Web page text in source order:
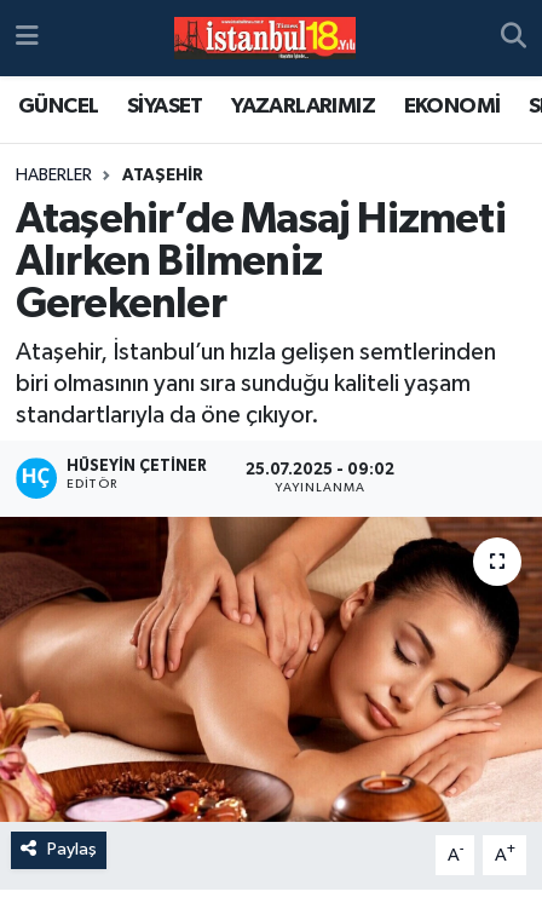
GÜNCEL SİYASET YAZARLARIMIZ EKONOMİ
HABERLER ATAŞEHİR
Ataşehir’de Masaj Hizmeti
Alırken Bilmeniz
Gerekenler
Ataşehir, İstanbul’un hızla gelişen semtlerinden
biri olmasının yanı sıra sunduğu kaliteli yaşam
standartlarıyla da öne çıkıyor.
HÜSEYIN ÇETINER
EDITÖR
25.07.2025 - 09:02
YAYINLANMA
Paylaş A- A+